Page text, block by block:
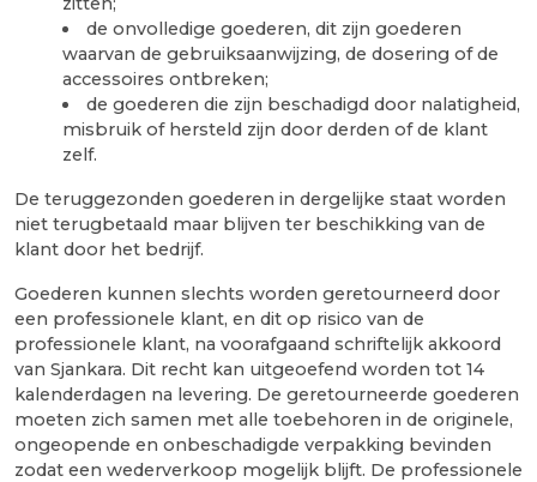
de onvolledige goederen, dit zijn goederen
waarvan de gebruiksaanwijzing, de dosering of de
accessoires ontbreken;
de goederen die zijn beschadigd door nalatigheid,
misbruik of hersteld zijn door derden of de klant
zelf.
De teruggezonden goederen in dergelijke staat worden
niet terugbetaald maar blijven ter beschikking van de
klant door het bedrijf.
Goederen kunnen slechts worden geretourneerd door
een professionele klant, en dit op risico van de
professionele klant, na voorafgaand schriftelijk akkoord
van Sjankara. Dit recht kan uitgeoefend worden tot 14
kalenderdagen na levering. De geretourneerde goederen
moeten zich samen met alle toebehoren in de originele,
ongeopende en onbeschadigde verpakking bevinden
zodat een wederverkoop mogelijk blijft. De professionele